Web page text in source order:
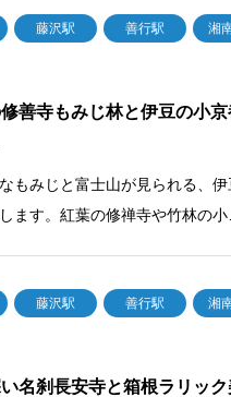
藤沢駅 善行駅 湘
修善寺もみじ林と伊豆の小
もみじと富士山が見られる、
ます。紅葉の修禅寺や竹林の小
藤沢駅 善行駅 湘
い名刹長安寺と箱根ラリッ